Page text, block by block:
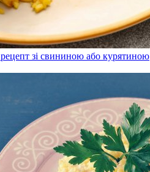
зі свининою або курятиною